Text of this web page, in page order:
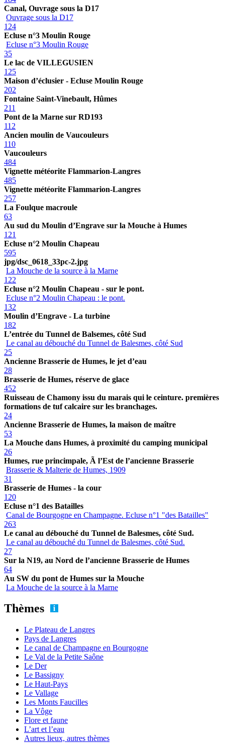
Canal, Ouvrage sous la D17
Ouvrage sous la D17
124
Ecluse n°3 Moulin Rouge
Ecluse n°3 Moulin Rouge
35
Le lac de VILLEGUSIEN
125
Maison d’éclusier - Ecluse Moulin Rouge
202
Fontaine Saint-Vinebault, Hûmes
211
Pont de la Marne sur RD193
112
Ancien moulin de Vaucouleurs
110
Vaucouleurs
484
Vignette météorite Flammarion-Langres
485
Vignette météorite Flammarion-Langres
257
La Foulque macroule
63
Au sud du Moulin d’Engrave sur la Mouche à Humes
121
Ecluse n°2 Moulin Chapeau
595
jpg/dsc_0618_33pc-2.jpg
La Mouche de la source à la Marne
122
Ecluse n°2 Moulin Chapeau - sur le pont.
Ecluse n°2 Moulin Chapeau : le pont.
132
Moulin d’Engrave - La turbine
182
L’entrée du Tunnel de Balsemes, côté Sud
Le canal au débouché du Tunnel de Balesmes, côté Sud
25
Ancienne Brasserie de Humes, le jet d’eau
28
Brasserie de Humes, réserve de glace
452
Ruisseau de Chamony issu du marais qui le ceinture. premières
formations de tuf calcaire sur les branchages.
24
Ancienne Brasserie de Humes, la maison de maître
53
La Mouche dans Humes, à proximité du camping municipal
26
Humes, rue princimpale, Ã l’Est de l’ancienne Brasserie
Brasserie & Malterie de Humes, 1909
31
Brasserie de Humes - la cour
120
Ecluse n°1 des Batailles
Canal de Bourgogne en Champagne. Ecluse n°1 "des Batailles"
263
Le canal au débouché du Tunnel de Balesmes, côté Sud.
Le canal au débouché du Tunnel de Balesmes, côté Sud.
27
Sur la N19, au Nord de l’ancienne Brasserie de Humes
64
Au SW du pont de Humes sur la Mouche
La Mouche de la source à la Marne
Thèmes
Le Plateau de Langres
Pays de Langres
Le canal de Champagne en Bourgogne
Le Val de la Petite Saône
Le Der
Le Bassigny
Le Haut-Pays
Le Vallage
Les Monts Faucilles
La Vôge
Flore et faune
L’art et l’eau
Autres lieux, autres thèmes